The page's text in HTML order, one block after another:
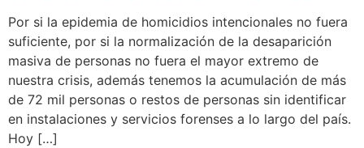
Por si la epidemia de homicidios intencionales no fuera
suficiente, por si la normalización de la desaparición
masiva de personas no fuera el mayor extremo de
nuestra crisis, además tenemos la acumulación de más
de 72 mil personas o restos de personas sin identificar
en instalaciones y servicios forenses a lo largo del país.
Hoy […]